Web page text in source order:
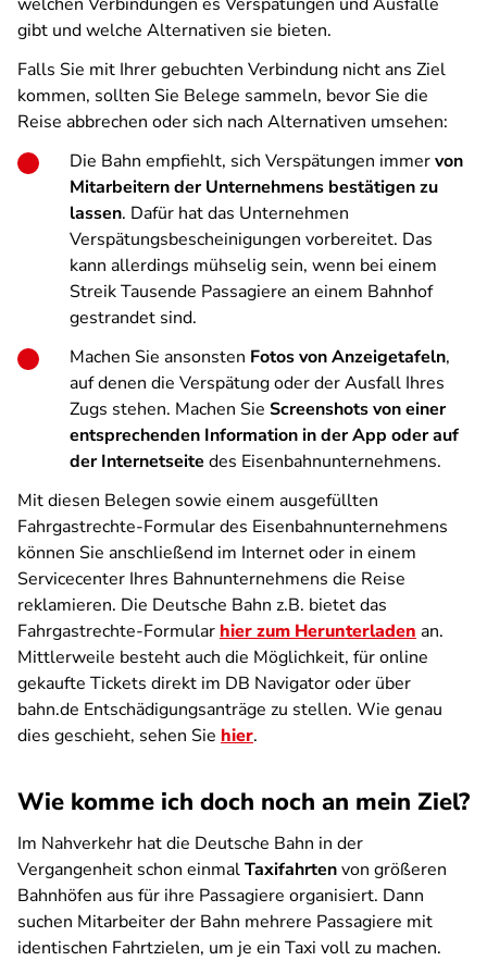
gibt und welche Alternativen sie bieten.
Falls Sie mit Ihrer gebuchten Verbindung nicht ans Ziel
kommen, sollten Sie Belege sammeln, bevor Sie die
Reise abbrechen oder sich nach Alternativen umsehen:
Die Bahn empfiehlt, sich Verspätungen immervon
Mitarbeitern der Unternehmens bestätigen zu
lassen. Dafür hat das Unternehmen
Verspätungsbescheinigungen vorbereitet. Das
kann allerdings mühselig sein, wenn bei einem
Streik Tausende Passagiere an einem Bahnhof
gestrandet sind.
Machen Sie ansonsten Fotos von Anzeigetafeln,
auf denen die Verspätung oder der Ausfall Ihres
Zugs stehen. Machen Sie Screenshots von einer
entsprechenden Information in der App oder auf
der Internetseite des Eisenbahnunternehmens.
Mit diesen Belegen sowie einem ausgefüllten
Fahrgastrechte-Formular des Eisenbahnunternehmens
können Sie anschließend im Internet oder in einem
Servicecenter Ihres Bahnunternehmens die Reise
reklamieren. Die Deutsche Bahn z.B. bietet das
Fahrgastrechte-Formular hier zum Herunterladen an.
Mittlerweile besteht auch die Möglichkeit, für online
gekaufte Tickets direkt im DB Navigator oder über
bahn.de Entschädigungsanträge zu stellen. Wie genau
dies geschieht, sehen Sie hier.
Wie komme ich doch noch an mein Ziel?
Im Nahverkehr hat die Deutsche Bahn in der
Vergangenheit schon einmalTaxifahrtenvon größeren
Bahnhöfen aus für ihre Passagiere organisiert. Dann
suchen Mitarbeiter der Bahn mehrere Passagiere mit
identischen Fahrtzielen, um je ein Taxi voll zu machen.